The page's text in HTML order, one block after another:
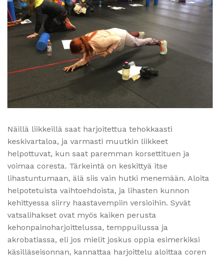
Näillä liikkeillä saat harjoitettua tehokkaasti
keskivartaloa, ja varmasti muutkin liikkeet
helpottuvat, kun saat paremman korsettituen ja
voimaa coresta. Tärkeintä on keskittyä itse
lihastuntumaan, älä siis vain hutki menemään. Aloita
helpotetuista vaihtoehdoista, ja lihasten kunnon
kehittyessa siirry haastavempiin versioihin. Syvät
vatsalihakset ovat myös kaiken perusta
kehonpainoharjoittelussa, temppuilussa ja
akrobatiassa, eli jos mielit joskus oppia esimerkiksi
käsilläseisonnan, kannattaa harjoittelu aloittaa coren